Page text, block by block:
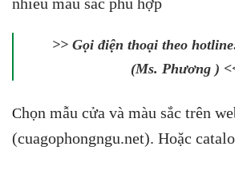
>> Gọi điện thoại theo
(Ms. Phương )
Chọn mẫu cửa và màu sắc trên
(cuagophongngu.net). Hoặc